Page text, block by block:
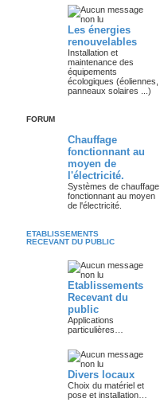
Les énergies
renouvelables
Installation et
maintenance des
équipements
écologiques (éoliennes,
panneaux solaires ...)
FORUM
Chauffage
fonctionnant au
moyen de
l'électricité.
Systèmes de chauffage
fonctionnant au moyen
de l'électricité.
ETABLISSEMENTS
RECEVANT DU PUBLIC
Etablissements
Recevant du
public
Applications
particulières…
Divers locaux
Choix du matériel et
pose et installation…